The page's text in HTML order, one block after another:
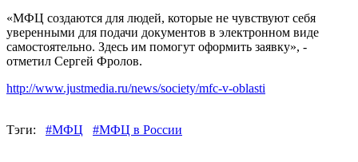
«МФЦ создаются для людей, которые не чувствуют себя
уверенными для подачи документов в электронном виде
самостоятельно. Здесь им помогут оформить заявку», -
отметил Сергей Фролов.
http://www.justmedia.ru/news/society/mfc-v-oblasti
Тэги: #МФЦ #МФЦ в России